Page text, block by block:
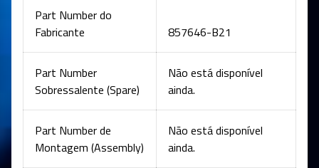
Part Number do
Fabricante
857646-B21
Part Number
Sobressalente (Spare)
Não está disponível
ainda.
Part Number de
Montagem (Assembly)
Não está disponível
ainda.